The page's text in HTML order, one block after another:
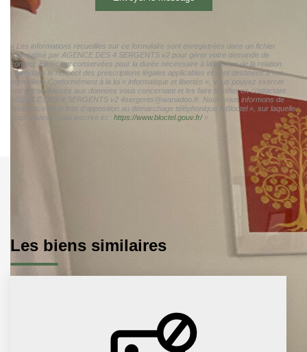
« Les informations recueillies sur ce formulaire sont enregistrées dans un fichier
informatisé par AGENCE DES 4 SERGENTS v2 pour gérer votre demande de
contact. Elles sont conservées pour la durée nécessaire à la gestion de la relation
client dans le respect des prescriptions légales applicables et sont destinées à nos
conseillers Conformément à la loi « informatique et libertés », vous pouvez exercer
votre droit d'accès aux données vous concernant et les faire rectifier en contactant
AGENCE DES 4 SERGENTS v2 4sergents@wanadoo.fr. Nous vous informons de
l'existence de la liste d'opposition au démarchage téléphonique « Bloctel », sur laquelle
vous pouvez vous inscrire ici : https://www.bloctel.gouv.fr/»
Les biens similaires